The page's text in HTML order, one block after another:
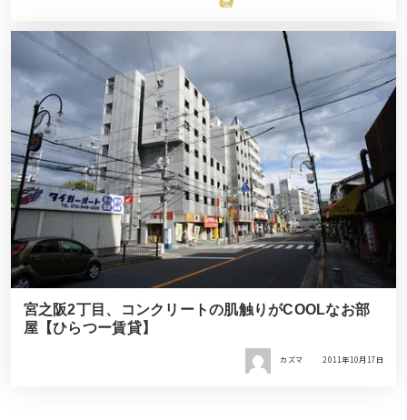
宮之阪2丁目、コンクリートの肌触りがCOOLなお部
屋【ひらつー賃貸】
カズマ 2011年10月17日